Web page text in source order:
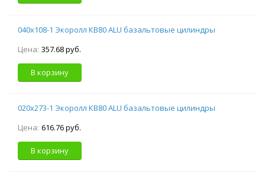
040х108-1 Экоролл КВ80 ALU базальтовые цилиндры
Цена: 357.68 руб.
В корзину
020х273-1 Экоролл КВ80 ALU базальтовые цилиндры
Цена: 616.76 руб.
В корзину